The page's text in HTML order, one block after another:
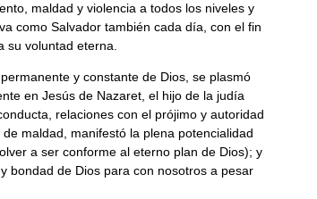
maldad y violencia a todos los niveles y
como Salvador también cada día, con el fin
su voluntad eterna.
y constante de Dios, se plasmó
en Jesús de Nazaret, el hijo de la judía
relaciones con el prójimo y autoridad
maldad, manifestó la plena potencialidad
a ser conforme al eterno plan de Dios); y
bondad de Dios para con nosotros a pesar